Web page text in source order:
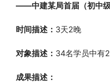
——中建某局首届（初中
时间描述： 3天2晚
对象描述： 34名学员中有
成果描述：